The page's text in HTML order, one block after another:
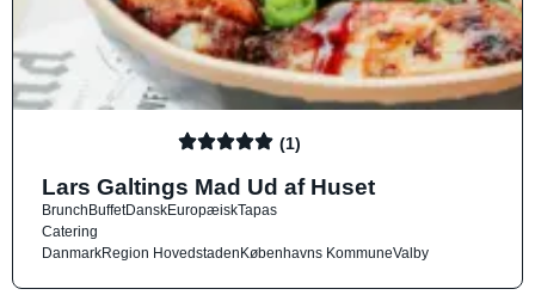
(1)
Lars Galtings Mad Ud af Huset
BrunchBuffetDanskEuropæiskTapas
Catering
DanmarkRegion HovedstadenKøbenhavns KommuneValby